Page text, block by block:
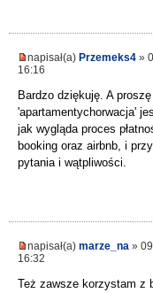
napisał(a) Przemeks4 »
16:16
Bardzo dziękuję. A
'apartamentychorwacja'
jak wygląda proces
booking oraz airbnb, i
pytania i wątpliwości.
napisał(a) marze_na »
16:32
Też zawsze korzystam z